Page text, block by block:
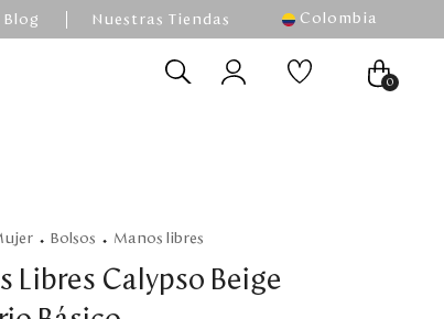
Blog Nuestras Tiendas Colombia
0
mujer bolsos manos libres
Libres Calypso Beige